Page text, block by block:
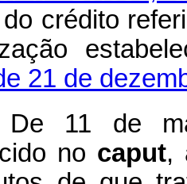
crédito
21 de
11 de
no caput,